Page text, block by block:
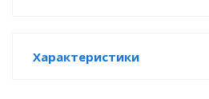
Характеристики